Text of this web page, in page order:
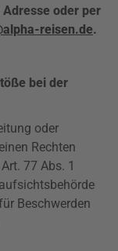
oder per
reisen.de.
bei der
oder
Rechten
77 Abs. 1
Beschwerden